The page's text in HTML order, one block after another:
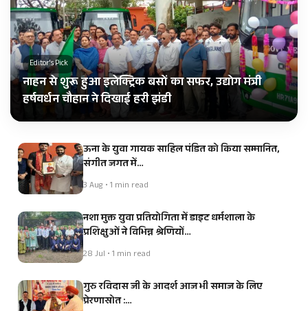
Editor's Pick
नाहन से शुरू हुआ इलेक्ट्रिक बसों का सफर, उद्योग मंत्री
हर्षवर्धन चौहान ने दिखाई हरी झंडी
ऊना के युवा गायक साहिल पंडित को किया सम्मानित,
संगीत जगत में…
3 Aug • 1 min read
नशा मुक्त युवा प्रतियोगिता में डाइट धर्मशाला के
प्रशिक्षुओं ने विभिन्न श्रेणियों…
28 Jul • 1 min read
गुरु रविदास जी के आदर्श आज भी समाज के लिए
प्रेरणास्रोत :…